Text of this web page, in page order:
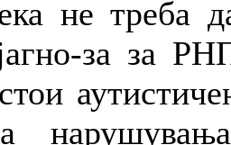
не треба
за за